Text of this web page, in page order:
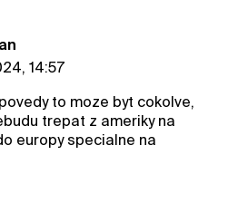
14:57
to moze byt cokolve,
trepat z ameriky na
europy specialne na